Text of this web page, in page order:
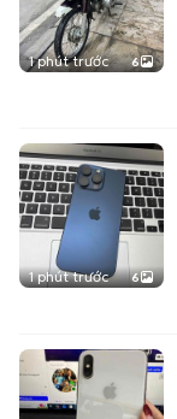
1 phút trước 6
1 phút trước 6